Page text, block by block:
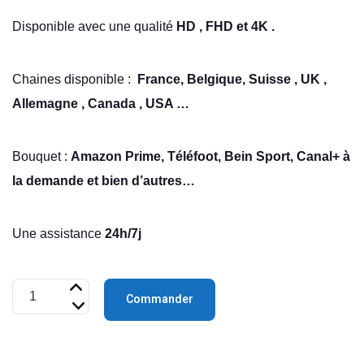
Disponible avec une qualité HD , FHD et 4K .
Chaines disponible :
France, Belgique, Suisse , UK ,
Allemagne , Canada , USA …
Bouquet : Amazon Prime, Téléfoot, Bein Sport, Canal+ à
la demande et bien d’autres…
Une assistance 24h/7j
quantité
de
Commander